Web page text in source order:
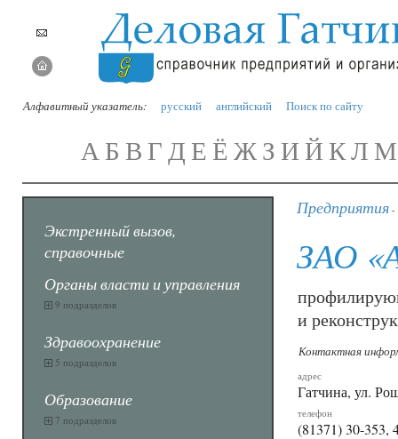
Алфавитный указатель: русский английский Поиск по сайту
АБ В ГД Е ЁЖЗ И Й КЛ М
Экстренный вызов,
справочные
Органы власти и управления
9 подразделов
Здравоохранение
5 подразделов
Образование
7 подразделов
Предприятия -
ЗАО
и
Контактная
адрес
Гатчина, ул.
телефон
(81371) 30-353,